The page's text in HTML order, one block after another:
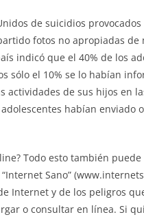
de suicidios
fotos no apropiadas de
indicó que el 40% de los
sólo el 10% se lo habían
actividades de sus hijos en
habían enviado
Todo esto también
Sano”
Internet y de los peligros
o consultar en línea. Si